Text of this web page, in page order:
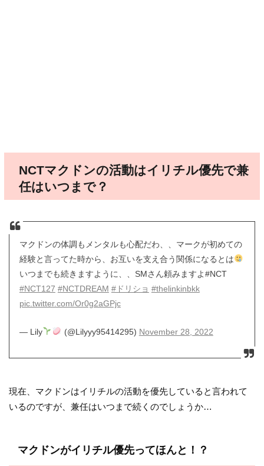
NCTマクドンの活動はイリチル優先で兼
任はいつまで？
マクドンの体調もメンタルも心配だわ、、マークが初めての
経験と言ってた時から、お互いを支え合う関係になるとは
いつまでも続きますように、、SMさん頼みますよ#NCT
#NCT127 #NCTDREAM #ドリショ #thelinkinbkk
pic.twitter.com/Or0g2aGPjc
— Lily (@Lilyyy95414295) November 28, 2022
現在、マクドンはイリチルの活動を優先していると言われて
いるのですが、兼任はいつまで続くのでしょうか…
マクドンがイリチル優先ってほんと！？